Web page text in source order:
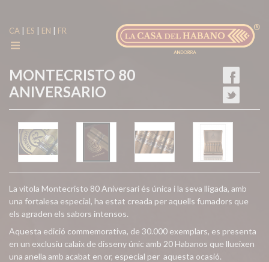
CA | ES | EN | FR
MONTECRISTO 80
ANIVERSARIO
La vitola Montecristo 80 Aniversari és única i la seva lligada, amb
una fortalesa especial, ha estat creada per aquells fumadors que
els agraden els sabors intensos.
Aquesta edició commemorativa, de 30.000 exemplars, es presenta
en un exclusiu calaix de disseny únic amb 20 Habanos que llueixen
una anella amb acabat en or, especial per aquesta ocasió.